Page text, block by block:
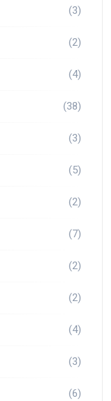
(3)
(2)
(4)
(38)
(3)
(5)
(2)
(7)
(2)
(2)
(4)
(3)
(6)